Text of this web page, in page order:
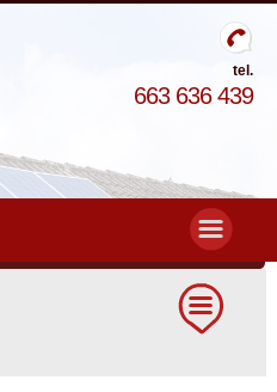
tel.
663 636 439